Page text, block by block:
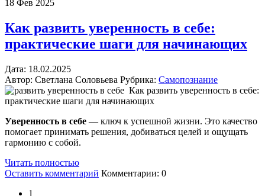
18 Фев 2025
Как развить уверенность в себе:
практические шаги для начинающих
Дата: 18.02.2025
Автор: Светлана Соловьева Рубрика: Самопознание
Как развить уверенность в себе:
практические шаги для начинающих
Уверенность в себе — ключ к успешной жизни. Это качество
помогает принимать решения, добиваться целей и ощущать
гармонию с собой.
Читать полностью
Оставить комментарий Комментарии: 0
1